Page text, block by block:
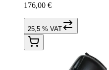
176,00 €
25,5 % VAT